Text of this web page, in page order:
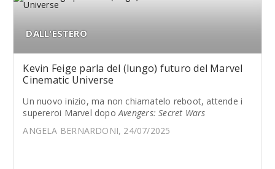
DALL'ESTERO
Kevin Feige parla del (lungo) futuro del Marvel
Cinematic Universe
Un nuovo inizio, ma non chiamatelo reboot, attende i
supereroi Marvel dopoAvengers: Secret Wars
ANGELA BERNARDONI, 24/07/2025